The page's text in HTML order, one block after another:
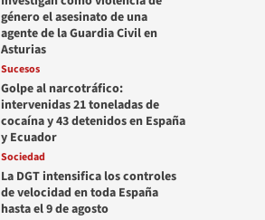
género el asesinato de una
agente de la Guardia Civil en
Asturias
Sucesos
Golpe al narcotráfico:
intervenidas 21 toneladas de
cocaína y 43 detenidos en España
y Ecuador
Sociedad
La DGT intensifica los controles
de velocidad en toda España
hasta el 9 de agosto